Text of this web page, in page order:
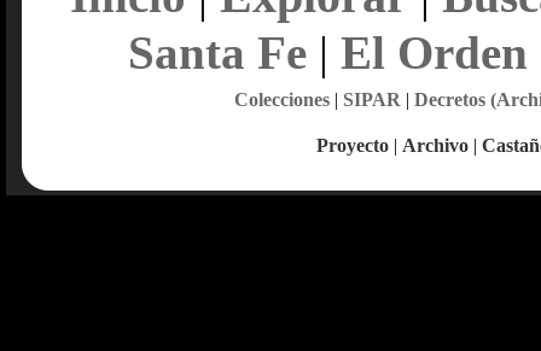
Santa Fe| El Orden
Colecciones| SIPAR | Decretos
Proyecto | Archivo |